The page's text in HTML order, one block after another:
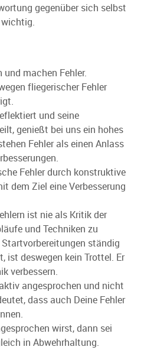
gegenüber sich selbst
wichtig.
und machen Fehler.
fliegerischer Fehler
und seine
genießt bei uns ein hohes
Fehler als einen Anlass
Fehler durch konstruktive
dem Ziel eine Verbesserung
ist nie als Kritik der
und Techniken zu
Startvorbereitungen ständig
ist deswegen kein Trottel. Er
verbessern.
angesprochen und nicht
dass auch Deine Fehler
wirst, dann sei
in Abwehrhaltung.